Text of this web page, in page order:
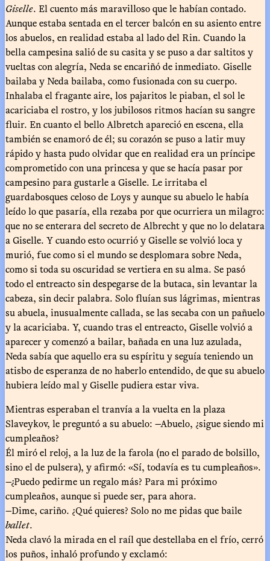
Giselle. El cuento más maravilloso que le habían contado.
Aunque estaba sentada en el tercer balcón en su asiento entre
los abuelos, en realidad estaba al lado del Rin. Cuando la
bella campesina salió de su casita y se puso a dar saltitos y
vueltas con alegría, Neda se encariñó de inmediato. Giselle
bailaba y Neda bailaba, como fusionada con su cuerpo.
Inhalaba el fragante aire, los pajaritos le piaban, el sol le
acariciaba el rostro, y los jubilosos ritmos hacían su sangre
fluir. En cuanto el bello Albretch apareció en escena, ella
también se enamoró de él; su corazón se puso a latir muy
rápido y hasta pudo olvidar que en realidad era un príncipe
comprometido con una princesa y que se hacía pasar por
campesino para gustarle a Giselle. Le irritaba el
guardabosques celoso de Loys y aunque su abuelo le había
leído lo que pasaría, ella rezaba por que ocurriera un milagro:
que no se enterara del secreto de Albrecht y que no lo delatara
a Giselle. Y cuando esto ocurrió y Giselle se volvió loca y
murió, fue como si el mundo se desplomara sobre Neda,
como si toda su oscuridad se vertiera en su alma. Se pasó
todo el entreacto sin despegarse de la butaca, sin levantar la
cabeza, sin decir palabra. Solo fluían sus lágrimas, mientras
su abuela, inusualmente callada, se las secaba con un pañuelo
y la acariciaba. Y, cuando tras el entreacto, Giselle volvió a
aparecer y comenzó a bailar, bañada en una luz azulada,
Neda sabía que aquello era su espíritu y seguía teniendo un
atisbo de esperanza de no haberlo entendido, de que su abuelo
hubiera leído mal y Giselle pudiera estar viva.
Mientras esperaban el tranvía a la vuelta en la plaza
Slaveykov, le preguntó a su abuelo: —Abuelo, ¿sigue siendo mi
cumpleaños?
Él miró el reloj, a la luz de la farola (no el parado de bolsillo,
sino el de pulsera), y afirmó: «Sí, todavía es tu cumpleaños».
—¿Puedo pedirme un regalo más? Para mi próximo
cumpleaños, aunque si puede ser, para ahora.
—Dime, cariño. ¿Qué quieres? Solo no me pidas que baile
ballet.
Neda clavó la mirada en el raíl que destellaba en el frío, cerró
los puños, inhaló profundo y exclamó: